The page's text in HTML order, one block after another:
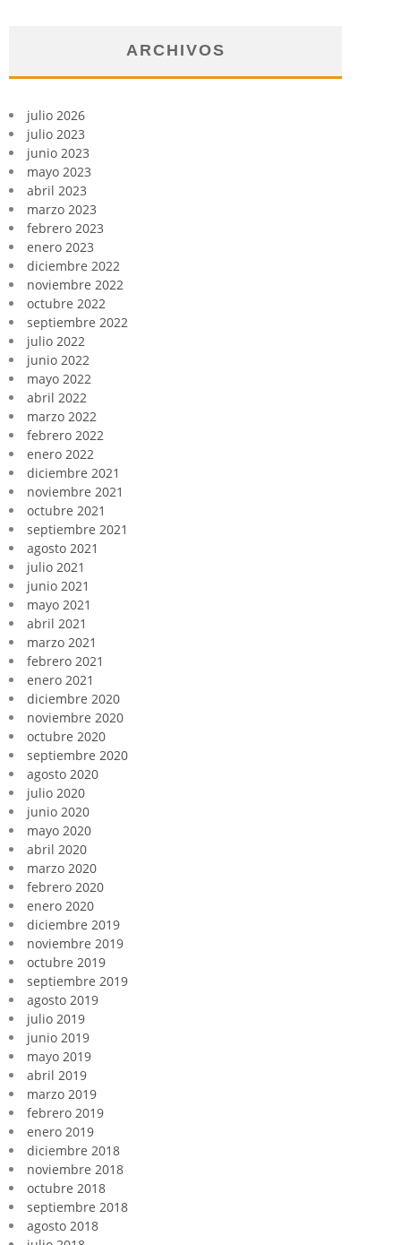
ARCHIVOS
julio 2026
julio 2023
junio 2023
mayo 2023
abril 2023
marzo 2023
febrero 2023
enero 2023
diciembre 2022
noviembre 2022
octubre 2022
septiembre 2022
julio 2022
junio 2022
mayo 2022
abril 2022
marzo 2022
febrero 2022
enero 2022
diciembre 2021
noviembre 2021
octubre 2021
septiembre 2021
agosto 2021
julio 2021
junio 2021
mayo 2021
abril 2021
marzo 2021
febrero 2021
enero 2021
diciembre 2020
noviembre 2020
octubre 2020
septiembre 2020
agosto 2020
julio 2020
junio 2020
mayo 2020
abril 2020
marzo 2020
febrero 2020
enero 2020
diciembre 2019
noviembre 2019
octubre 2019
septiembre 2019
agosto 2019
julio 2019
junio 2019
mayo 2019
abril 2019
marzo 2019
febrero 2019
enero 2019
diciembre 2018
noviembre 2018
octubre 2018
septiembre 2018
agosto 2018